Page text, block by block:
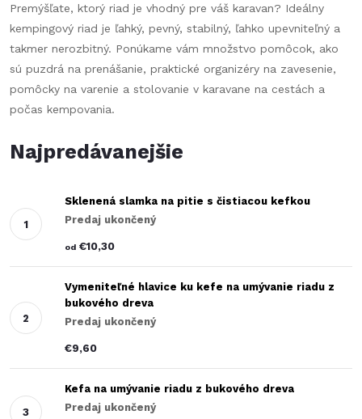
Premýšľate, ktorý riad je vhodný pre váš karavan? Ideálny
kempingový riad je ľahký, pevný, stabilný, ľahko upevniteľný a
takmer nerozbitný. Ponúkame vám množstvo pomôcok, ako
sú puzdrá na prenášanie, praktické organizéry na zavesenie,
pomôcky na varenie a stolovanie v karavane na cestách a
počas kempovania.
Najpredávanejšie
Sklenená slamka na pitie s čistiacou kefkou
Predaj ukončený
od €10,30
Vymeniteľné hlavice ku kefe na umývanie riadu z
bukového dreva
Predaj ukončený
€9,60
Kefa na umývanie riadu z bukového dreva
Predaj ukončený